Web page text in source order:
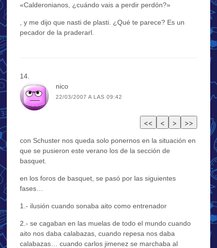
«Calderonianos, ¿cuándo vais a perdir perdón?»
, y me dijo que nasti de plasti. ¿Qué te parece? Es un
pecador de la praderarl.
nico
22/03/2007 A LAS 09:42
con Schuster nos queda solo ponernos en la situación en
que se pusieron este verano los de la sección de
basquet.
en los foros de basquet, se pasó por las siguientes
fases…
1.- ilusión cuando sonaba aito como entrenador
2.- se cagaban en las muelas de todo el mundo cuando
aito nos daba calabazas, cuando repesa nos daba
calabazas… cuando carlos jimenez se marchaba al